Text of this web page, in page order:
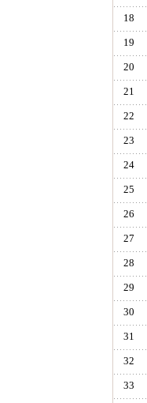
18
19
20
21
22
23
24
25
26
27
28
29
30
31
32
33